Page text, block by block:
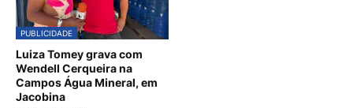
PUBLICIDADE
Luiza Tomey grava com
Wendell Cerqueira na
Campos Água Mineral, em
Jacobina